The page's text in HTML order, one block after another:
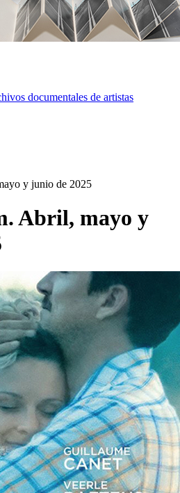
documentales de artistas
y junio de 2025
Abril, mayo y